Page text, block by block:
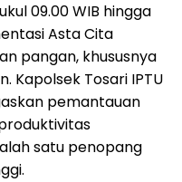
09.00 WIB hingga
Asta Cita
pangan, khususnya
Kapolsek Tosari IPTU
pemantauan
satu penopang